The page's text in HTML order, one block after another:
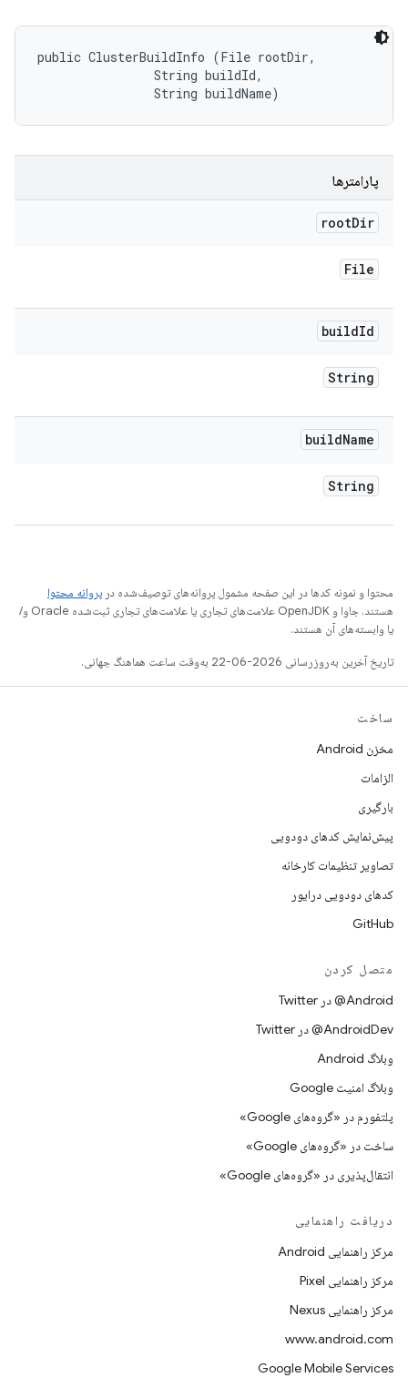
public ClusterBuildInfo (File rootDir,
                String buildId,
                String buildName)
پارامترها
rootDir
File
buildId
String
buildName
String
محتوا و نمونه کدها در این صفحه مشمول پروانه‌های توصیف‌شده در پروانه محتوا
هستند. جاوا و OpenJDK علامت‌های تجاری یا علامت‌های تجاری ثبت‌شده Oracle و/
یا وابسته‌های آن هستند.
تاریخ آخرین به‌روزرسانی 2026-06-22 به‌وقت ساعت هماهنگ جهانی.
ساخت
مخزن Android
الزامات
بارگیری
پیش‌نمایش کدهای دودویی
تصاویر تنظیمات کارخانه
کدهای دودویی درایور
GitHub
متصل کردن
Android@ در Twitter
AndroidDev@ در Twitter
وبلاگ Android
وبلاگ امنیت Google
پلتفورم در «گروه‌های Google»
ساخت در «گروه‌های Google»
انتقال‌پذیری در «گروه‌های Google»
دریافت راهنمایی
مرکز راهنمایی Android
مرکز راهنمایی Pixel
مرکز راهنمایی Nexus
www.android.com
Google Mobile Services